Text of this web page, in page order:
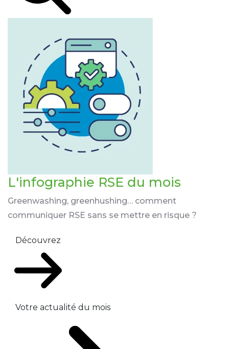
L'infographie RSE du mois
Greenwashing, greenhushing… comment
communiquer RSE sans se mettre en risque ?
Découvrez
Votre actualité du mois